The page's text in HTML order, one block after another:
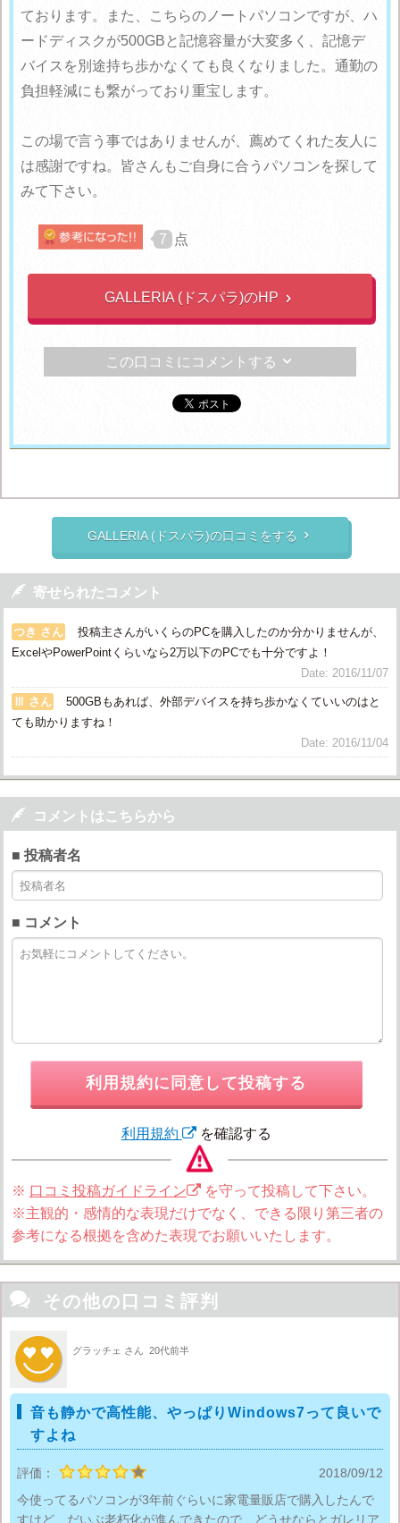
ております。また、こちらのノートパソコンですが、ハ
ードディスクが500GBと記憶容量が大変多く、記憶デ
バイスを別途持ち歩かなくても良くなりました。通勤の
負担軽減にも繋がっており重宝します。
この場で言う事ではありませんが、薦めてくれた友人に
は感謝ですね。皆さんもご自身に合うパソコンを探して
みて下さい。
7 点
GALLERIA (ドスパラ)のHP 
この口コミにコメントする 
GALLERIA (ドスパラ)の口コミをする 
 寄せられたコメント
つき さん
投稿主さんがいくらのPCを購入したのか分かりませんが、
ExcelやPowerPointくらいなら2万以下のPCでも十分ですよ！
Date: 2016/11/07
Ⅲ さん
500GBもあれば、外部デバイスを持ち歩かなくていいのはと
ても助かりますね！
Date: 2016/11/04
 コメントはこちらから
■ 投稿者名
■ コメント
利用規約に同意して投稿する
利用規約 を確認する
※ 口コミ投稿ガイドライン
を守って投稿して下さい。
※主観的・感情的な表現だけでなく、できる限り第三者の
参考になる根拠を含めた表現でお願いいたします。
 その他の口コミ評判
グラッチェ さん 20代前半
音も静かで高性能、やっぱりWindows7って良いで
すよね
評価：
2018/09/12
今使ってるパソコンが3年前ぐらいに家電量販店で購入したんで
すけど、だいぶ老朽化が進んできたので、どうせならとガレリア